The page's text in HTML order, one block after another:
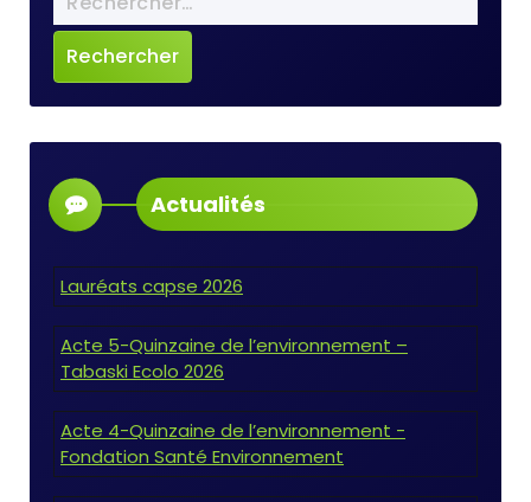
Nous écrire
Actualités
Lauréats capse 2026
Acte 5-Quinzaine de l’environnement –
Tabaski Ecolo 2026
Acte 4-Quinzaine de l’environnement -
Fondation Santé Environnement